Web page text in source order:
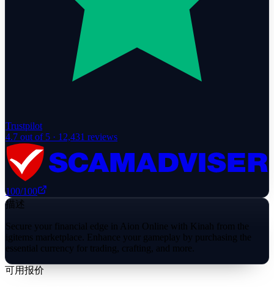
Trustpilot
4.7 out of 5 · 12,431 reviews
100/100
描述
Secure your financial edge in Aion Online with Kinah from the
igitems marketplace. Enhance your gameplay by purchasing the
essential currency for trading, crafting, and more.
可用报价